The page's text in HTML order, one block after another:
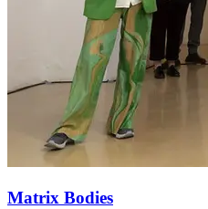
Matrix Bodies